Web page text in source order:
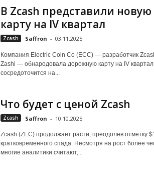
В Zcash представили
карту на IV квартал
Zcash Saffron - 03.11.2025
Компания Electric Coin Co (ECC) — разработчик
Zashi — обнародовала дорожную карту на IV
сосредоточится на...
Что будет с ценой Zcash
Zcash Saffron - 10.10.2025
Zcash (ZEC) продолжает расти, преодолев отметку
кратковременного спада. Несмотря на рост более
многие аналитики считают,...